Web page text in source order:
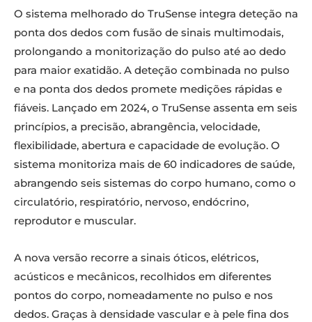
O sistema melhorado do TruSense integra deteção na
ponta dos dedos com fusão de sinais multimodais,
prolongando a monitorização do pulso até ao dedo
para maior exatidão. A deteção combinada no pulso
e na ponta dos dedos promete medições rápidas e
fiáveis. Lançado em 2024, o TruSense assenta em seis
princípios, a precisão, abrangência, velocidade,
flexibilidade, abertura e capacidade de evolução. O
sistema monitoriza mais de 60 indicadores de saúde,
abrangendo seis sistemas do corpo humano, como o
circulatório, respiratório, nervoso, endócrino,
reprodutor e muscular.
A nova versão recorre a sinais óticos, elétricos,
acústicos e mecânicos, recolhidos em diferentes
pontos do corpo, nomeadamente no pulso e nos
dedos. Graças à densidade vascular e à pele fina dos